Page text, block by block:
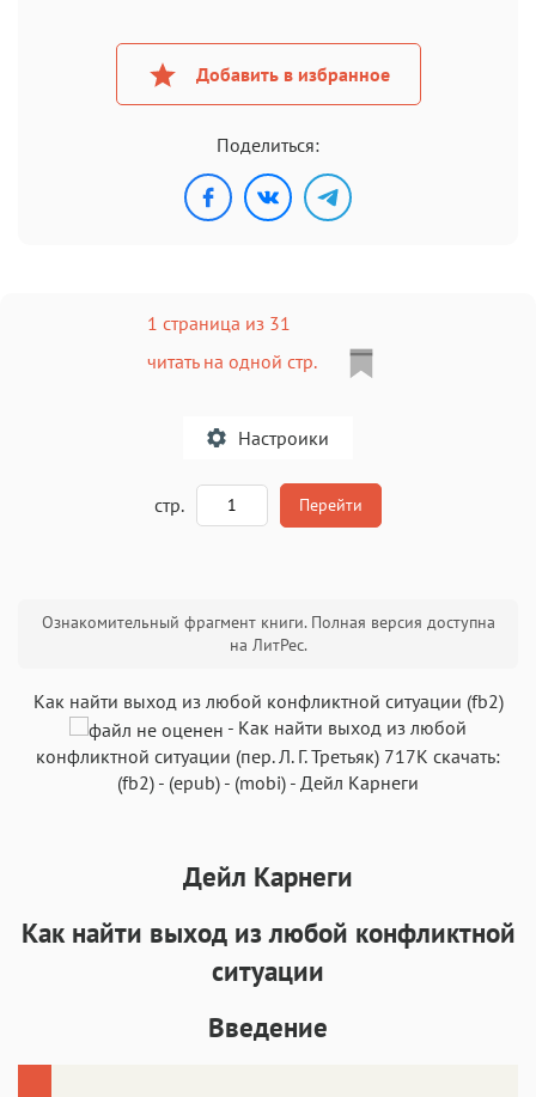
Добавить в избранное
Поделиться:
1 страница из 31
читать на одной стр.
Настроики
Аа Аа Аа Аа
San Francisco SF Serif
Аа Аа Аа Аа
Courier New Menlo
стр. Перейти
Ознакомительный фрагмент книги. Полная версия доступна
на ЛитРес.
Как найти выход из любой конфликтной ситуации (fb2)
- Как найти выход из любой
конфликтной ситуации (пер. Л. Г. Третьяк) 717K скачать:
(fb2) - (epub) - (mobi) - Дейл Карнеги
Дейл Карнеги
Как найти выход из любой конфликтной
ситуации
Введение